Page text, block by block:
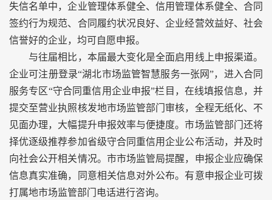
失信名单中，企业管理体系健全、信用管理体系健全、合同
签约行为规范、合同履约状况良好、企业经营效益好、社会
信誉好的企业，均可自愿申报。
与往届相比，本届最大变化是全面启用线上申报渠道。
企业可注册登录“湖北市场监管智慧服务一张网”，进入合同
服务专区“守合同重信用企业申报”栏目，在线填报信息，并
提交至营业执照核发地市场监管部门审核，全程无纸化、不
见面办理，大幅提升申报效率与便捷度。市场监管部门还将
择优逐级推荐参加省级守合同重信用企业公布活动，并及时
向社会公开相关情况。市市场监管局提醒，申报企业应确保
信息真实准确，同意相关信息对外公布。有意申报企业可拨
打属地市场监管部门电话进行咨询。